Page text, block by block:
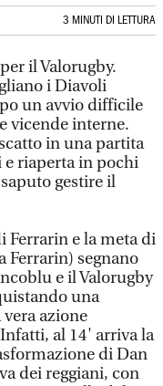
3 MINUTI DI LETTURA
il Valorugby.
i Diavoli
un avvio difficile
vicende interne.
in una partita
riaperta in pochi
gestire il
Ferrarin e la meta di
Ferrarin) segnano
e il Valorugby
una
azione
al 14' arriva la
di Dan
dei reggiani, con